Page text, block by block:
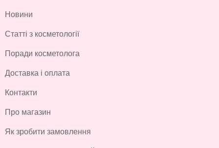
Новини
Статті з косметології
Поради косметолога
Доставка і оплата
Контакти
Про магазин
Як зробити замовлення